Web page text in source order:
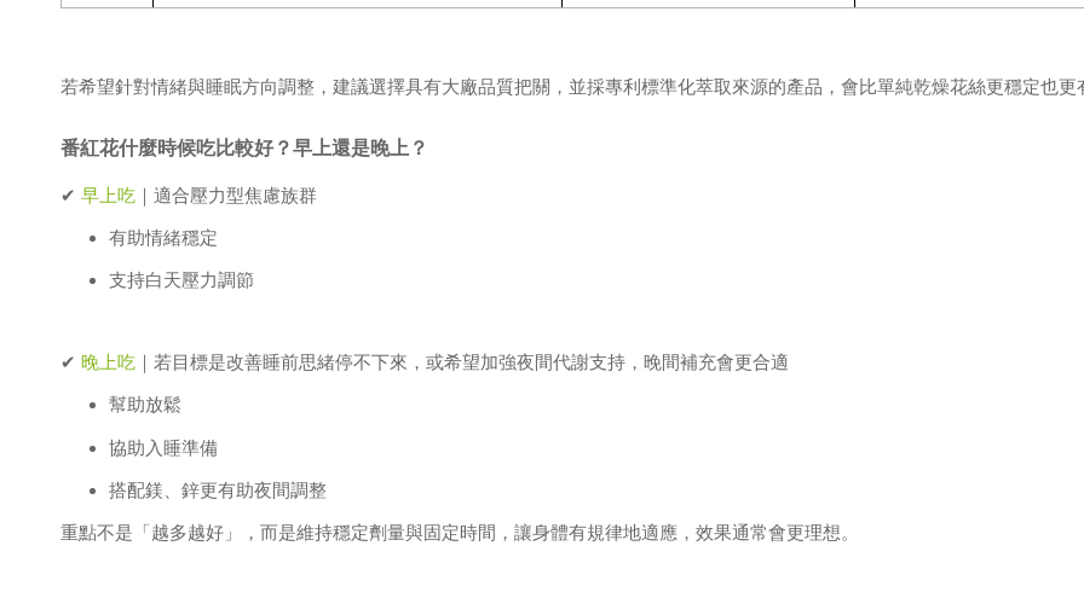
若希望針對情緒與睡眠方向調整，建議選擇具有大廠品質把關，並採專利標準化萃取來源的產品，會比單純乾燥花絲更穩定也更
番紅花什麼時候吃比較好？早上還是晚上？
✔ 早上吃 ｜適合壓力型焦慮族群
有助情緒穩定
支持白天壓力調節
✔ 晚上吃 ｜若目標是改善睡前思緒停不下來，或希望加強夜間代謝支持，晚間補充會更合適
幫助放鬆
協助入睡準備
搭配鎂、鋅更有助夜間調整
重點不是「越多越好」，而是維持穩定劑量與固定時間，讓身體有規律地適應，效果通常會更理想。